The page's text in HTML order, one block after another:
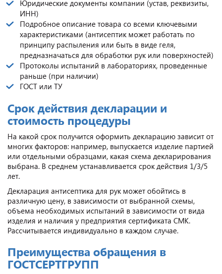
Юридические документы компании (устав, реквизиты,
ИНН)
Подробное описание товара со всеми ключевыми
характеристиками (антисептик может работать по
принципу распыления или быть в виде геля,
предназначаться для обработки рук или поверхностей)
Протоколы испытаний в лабораториях, проведенные
раньше (при наличии)
ГОСТ или ТУ
Срок действия декларации и
стоимость процедуры
На какой срок получится оформить декларацию зависит от
многих факторов: например, выпускается изделие партией
или отдельными образцами, какая схема декларирования
выбрана. В среднем устанавливается срок действия 1/3/5
лет.
Декларация антисептика для рук может обойтись в
различную цену, в зависимости от выбранной схемы,
объема необходимых испытаний в зависимости от вида
изделия и наличия у предприятия сертификата СМК.
Рассчитывается индивидуально в каждом случае.
Преимущества обращения в
ГОСТСЕРТГРУПП